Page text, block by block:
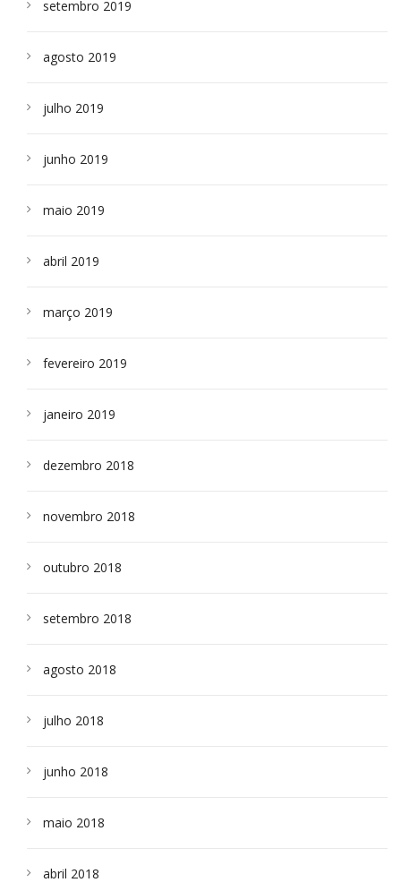
setembro 2019
agosto 2019
julho 2019
junho 2019
maio 2019
abril 2019
março 2019
fevereiro 2019
janeiro 2019
dezembro 2018
novembro 2018
outubro 2018
setembro 2018
agosto 2018
julho 2018
junho 2018
maio 2018
abril 2018